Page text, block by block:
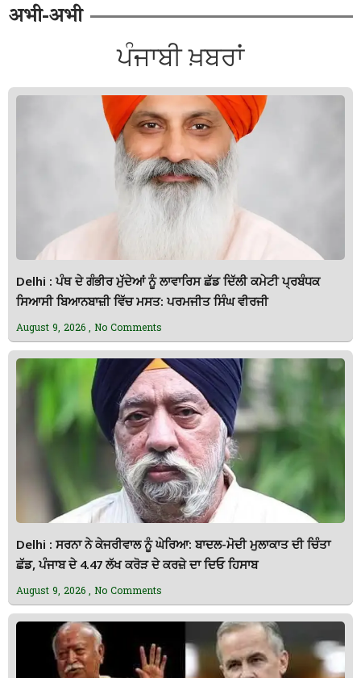
अभी-अभी
ਪੰਜਾਬੀ ਖ਼ਬਰਾਂ
Delhi : ਪੰਥ ਦੇ ਗੰਭੀਰ ਮੁੱਦੇਆਂ ਨੂੰ ਲਾਵਾਰਿਸ ਛੱਡ ਦਿੱਲੀ ਕਮੇਟੀ ਪ੍ਰਬੰਧਕ
ਸਿਆਸੀ ਬਿਆਨਬਾਜ਼ੀ ਵਿੱਚ ਮਸਤ: ਪਰਮਜੀਤ ਸਿੰਘ ਵੀਰਜੀ
August 9, 2026 No Comments
Delhi : ਸਰਨਾ ਨੇ ਕੇਜਰੀਵਾਲ ਨੂੰ ਘੇਰਿਆ: ਬਾਦਲ-ਮੋਦੀ ਮੁਲਾਕਾਤ ਦੀ ਚਿੰਤਾ
ਛੱਡ, ਪੰਜਾਬ ਦੇ 4.47 ਲੱਖ ਕਰੋੜ ਦੇ ਕਰਜ਼ੇ ਦਾ ਦਿਓ ਹਿਸਾਬ
August 9, 2026 No Comments